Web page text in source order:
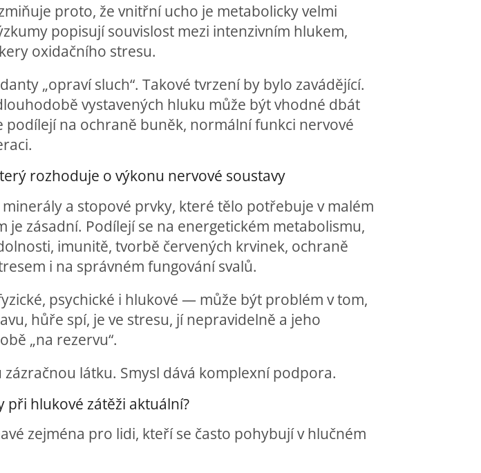
proto, že vnitřní ucho je metabolicky velmi
popisují souvislost mezi intenzivním hlukem,
oxidačního stresu.
„opraví sluch“. Takové tvrzení by bylo zavádějící.
vystavených hluku může být vhodné dbát
podílejí na ochraně buněk, normální funkci nervové
rozhoduje o výkonu nervové soustavy
a stopové prvky, které tělo potřebuje v malém
je zásadní. Podílejí se na energetickém metabolismu,
imunitě, tvorbě červených krvinek, ochraně
i na správném fungování svalů.
psychické i hlukové — může být problém v tom,
hůře spí, je ve stresu, jí nepravidelně a jeho
„na rezervu“.
látku. Smysl dává komplexní podpora.
hlukové zátěži aktuální?
zejména pro lidi, kteří se často pohybují v hlučném